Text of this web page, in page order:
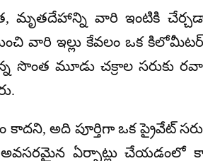
మృతదేహాన్ని వారి ఇంటికి
వారి ఇల్లు కేవలం ఒక
సొంత మూడు చక్రాల సరుకు
కాదని, అది పూర్తిగా ఒక ప్రైవేట్
ఏర్పాట్లు చేయడంలో